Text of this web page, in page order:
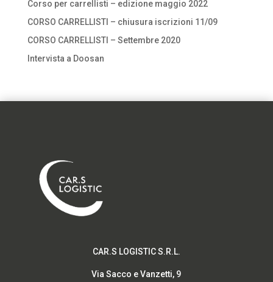
Corso per carrellisti – edizione maggio 2022
CORSO CARRELLISTI – chiusura iscrizioni 11/09
CORSO CARRELLISTI – Settembre 2020
Intervista a Doosan
CAR.S LOGISTIC S.R.L.
Via Sacco e Vanzetti, 9